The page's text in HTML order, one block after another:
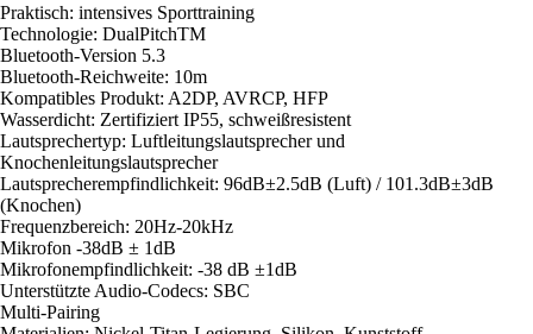
Praktisch: intensives Sporttraining
Technologie: DualPitchTM
Bluetooth-Version 5.3
Bluetooth-Reichweite: 10m
Kompatibles Produkt: A2DP, AVRCP, HFP
Wasserdicht: Zertifiziert IP55, schweißresistent
Lautsprechertyp: Luftleitungslautsprecher und
Knochenleitungslautsprecher
Lautsprecherempfindlichkeit: 96dB±2.5dB (Luft) / 101.3dB±3dB
(Knochen)
Frequenzbereich: 20Hz-20kHz
Mikrofon -38dB ± 1dB
Mikrofonempfindlichkeit: -38 dB ±1dB
Unterstützte Audio-Codecs: SBC
Multi-Pairing